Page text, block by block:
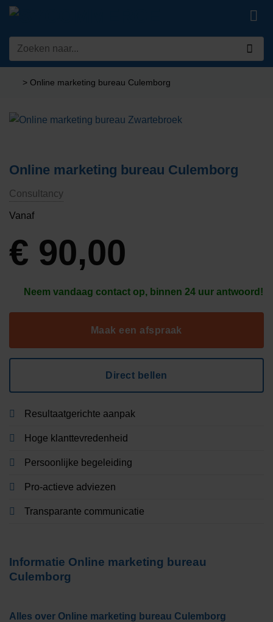
Ga
inhoud
Zoeken
> Online marketing bureau Culemborg
Online marketing bureau Culemborg
Consultancy
Vanaf
€ 90,00
Neem vandaag contact op, binnen 24 uur antwoord!
Maak een afspraak
Direct bellen
Resultaatgerichte aanpak
Hoge klanttevredenheid
Persoonlijke begeleiding
Pro-actieve adviezen
Transparante communicatie
Informatie Online marketing bureau
Culemborg
Alles over Online marketing bureau Culemborg